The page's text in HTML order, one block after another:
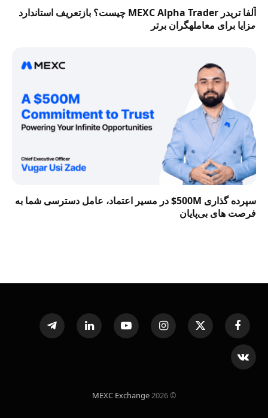
آلفا تریدر MEXC Alpha Trader چیست؟ بازتعریف استاندارد
مزایا برای معاملهگران برتر
سپرده گذاری 500M$ در مسیر اعتماد، عامل دسترسی شما به
فرصت‌ های بی‌پایان
Facebook
X
(Twitter)
Instagram
YouTube
LinkedIn
Telegram
VKontakte
© 2026
MEXC Exchange